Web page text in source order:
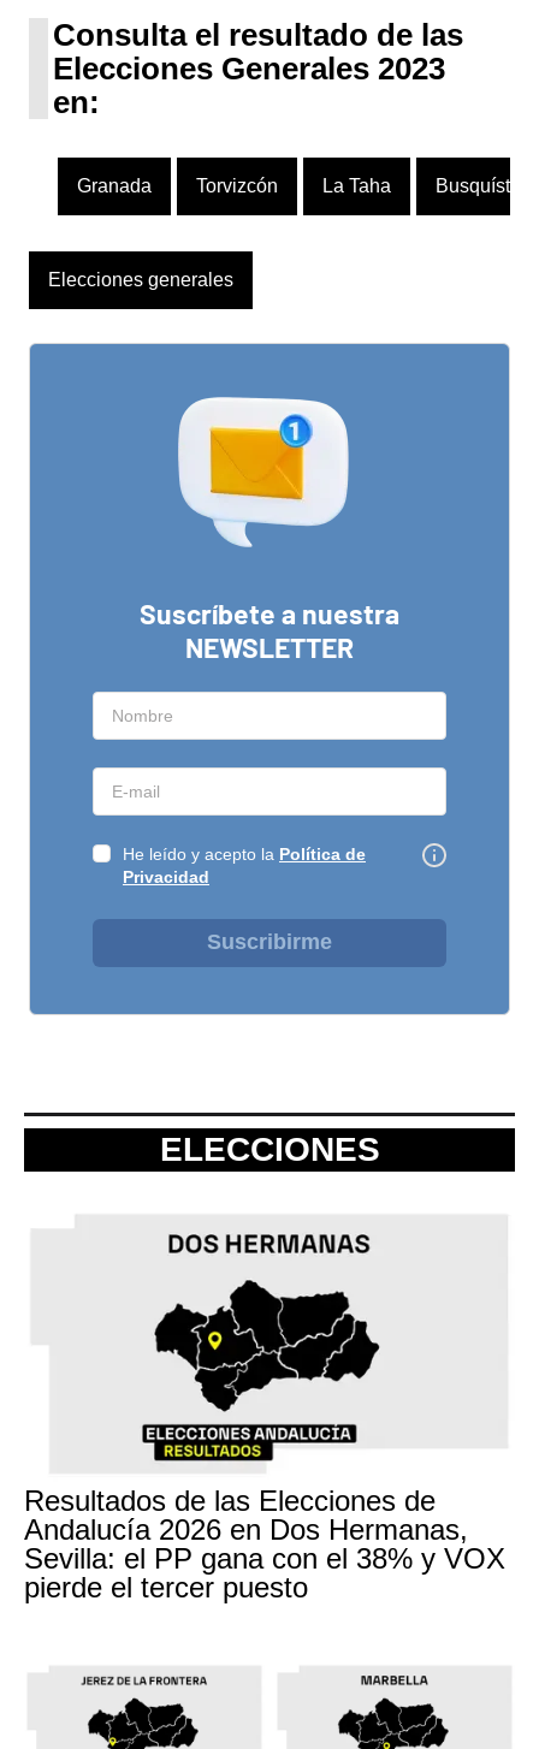
Consulta el resultado de las
Elecciones Generales 2023
en:
Granada Torvizcón La Taha Busquístar
Elecciones generales
Suscríbete a nuestra
NEWSLETTER
He leído y acepto la Política de
Privacidad
Suscribirme
ELECCIONES
Resultados de las Elecciones de
Andalucía 2026 en Dos Hermanas,
Sevilla: el PP gana con el 38% y VOX
pierde el tercer puesto